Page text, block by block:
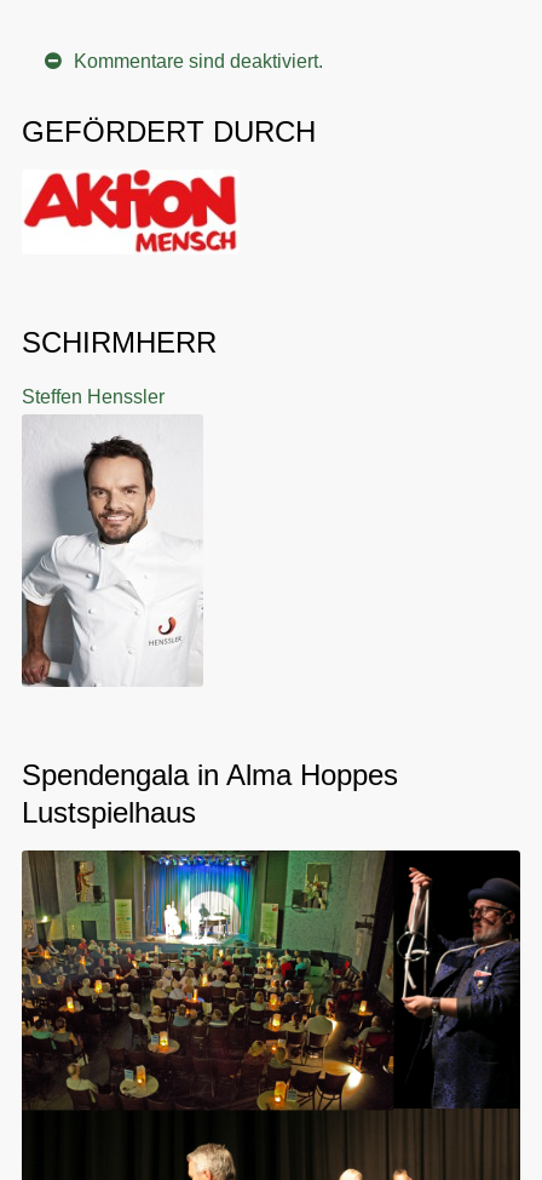
Kommentare sind deaktiviert.
GEFÖRDERT DURCH
SCHIRMHERR
Steffen Henssler
Spendengala in Alma Hoppes
Lustspielhaus